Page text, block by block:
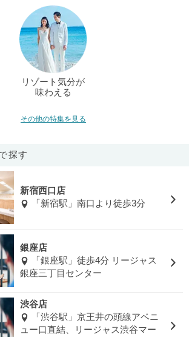
リゾート気分が
味わえる
その他の特集を見る
探す
新宿西口店
「新宿駅」南口より徒歩3分
銀座店
「銀座駅」徒歩4分 リージャス
銀座三丁目センター
渋谷店
「渋谷駅」京王井の頭線アベニ
ュー口直結、リージャス渋谷マー